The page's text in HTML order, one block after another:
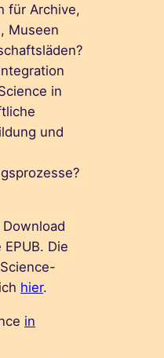
für Archive,
Museen
in
und
Die
hier.
in